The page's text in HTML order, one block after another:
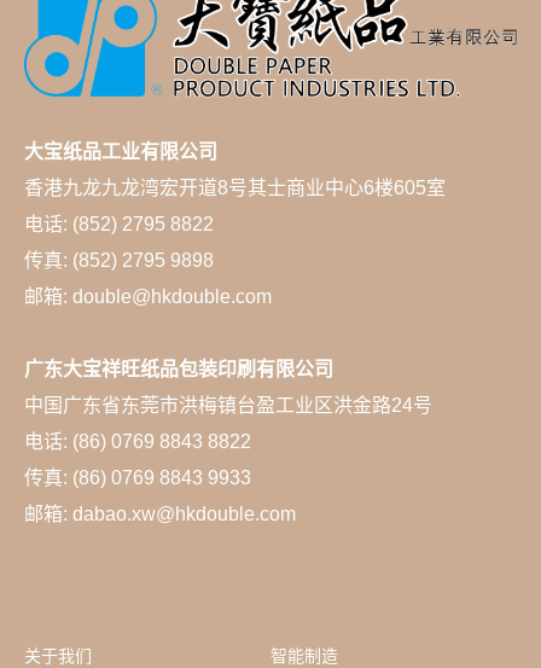
大宝纸品工业有限公司
香港九龙九龙湾宏开道8号其士商业中心6楼605室
电话: (852) 2795 8822
传真: (852) 2795 9898
邮箱: double@hkdouble.com
广东大宝祥旺纸品包装印刷有限公司
中国广东省东莞市洪梅镇台盈工业区洪金路24号
电话: (86) 0769 8843 8822
传真: (86) 0769 8843 9933
邮箱: dabao.xw@hkdouble.com
关于我们 智能制造